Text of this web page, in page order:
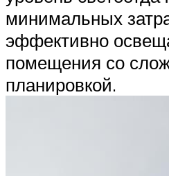
минимальных
эффективно
помещения со
планировкой.